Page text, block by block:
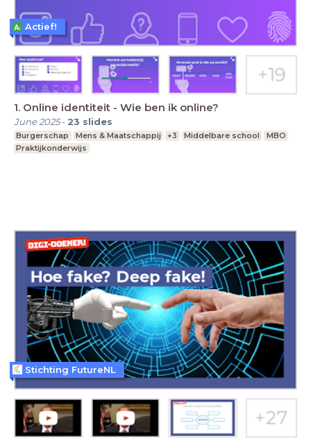
1. Online identiteit - Wie ben ik online?
June 2025- 23 slides
Burgerschap Mens & Maatschappij +3 Middelbare school
MBO
Praktijkonderwijs
Actief!
Stichting FutureNL